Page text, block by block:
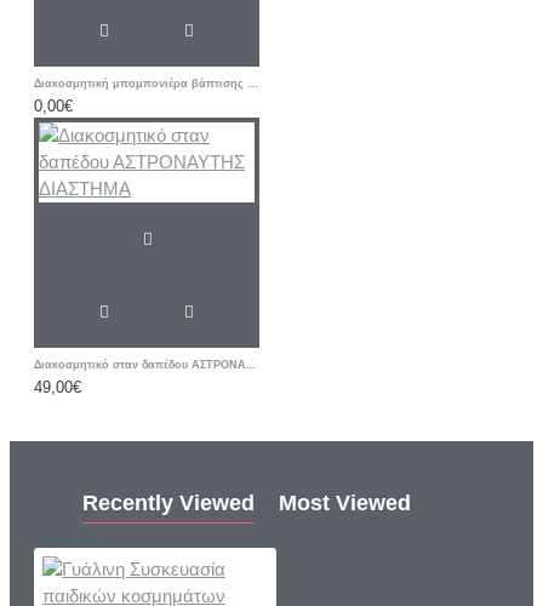
Διακοσμητική μπομπονιέρα βάπτισης Αστέρι με ετικέτα δικής σας επιλογής
0,00€
Διακοσμητικό σταν δαπέδου ΑΣΤΡΟΝΑΥΤΗΣ ΔΙΑΣΤΗΜΑ
49,00€
Recently Viewed Most Viewed